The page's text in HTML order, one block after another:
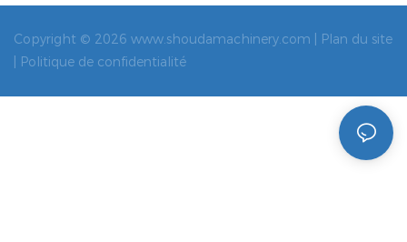
Copyright © 2026 www.shoudamachinery.com |
Plan du site
Politique de confidentialité